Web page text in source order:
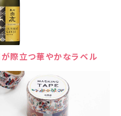
際立つ華やかなラベル